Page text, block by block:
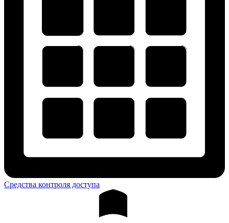
Средства контроля доступа